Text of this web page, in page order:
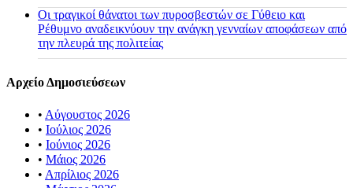
Οι τραγικοί θάνατοι των πυροσβεστών σε Γύθειο και
Ρέθυμνο αναδεικνύουν την ανάγκη γενναίων αποφάσεων από
την πλευρά της πολιτείας
Αρχείο Δημοσιεύσεων
• Αύγουστος 2026
• Ιούλιος 2026
• Ιούνιος 2026
• Μάιος 2026
• Απρίλιος 2026